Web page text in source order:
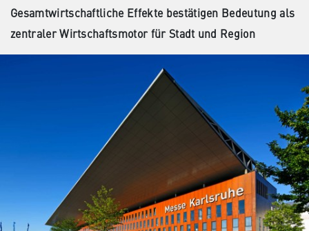
Gesamtwirtschaftliche Effekte bestätigen Bedeutung als
zentraler Wirtschaftsmotor für Stadt und Region